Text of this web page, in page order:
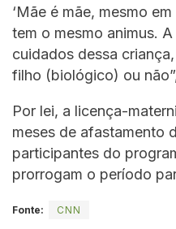
‘Mãe é mãe, mesmo
tem o mesmo animus.
cuidados dessa
filho (biológico) ou
Por lei, a licença-
meses de afastamento
participantes do
prorrogam o período
Fonte: CNN